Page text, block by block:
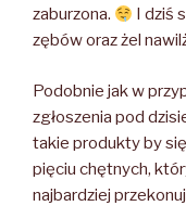
zaburzona.
I dziś
zębów oraz żel
Podobnie jak w
zgłoszenia pod
takie produkty by
pięciu chętnych,
najbardziej